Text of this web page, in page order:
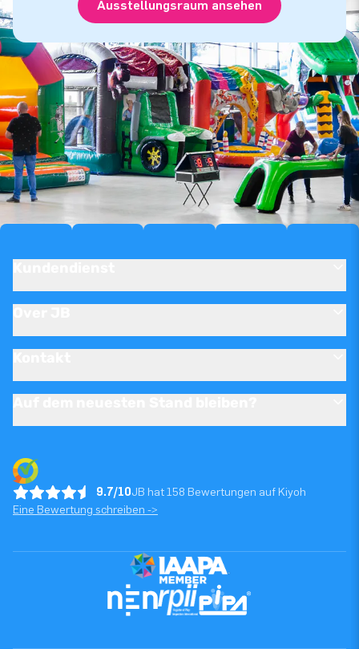
Ausstellungsraum ansehen
9.7/10JB hat 158 Bewertungen auf Kiyoh
Eine Bewertung schreiben ->